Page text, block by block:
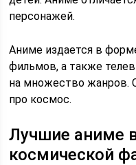
персонажей.
Аниме издается в
фильмов, а также
на множество жанров.
про космос.
Лучшие аниме
космической